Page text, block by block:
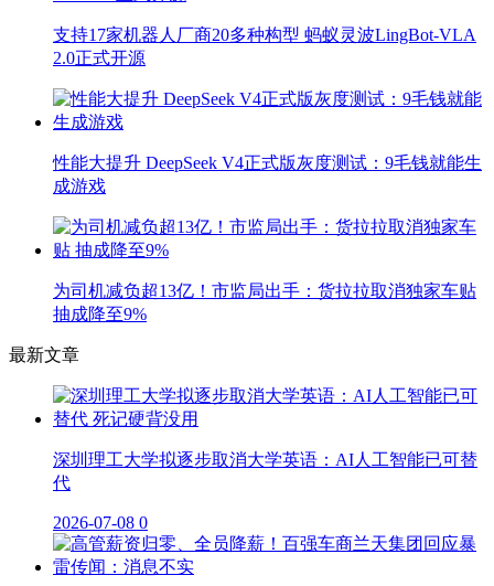
支持17家机器人厂商20多种构型 蚂蚁灵波LingBot-VLA
2.0正式开源
性能大提升 DeepSeek V4正式版灰度测试：9毛钱就能生
成游戏
为司机减负超13亿！市监局出手：货拉拉取消独家车贴
抽成降至9%
最新文章
深圳理工大学拟逐步取消大学英语：AI人工智能已可替
代
2026-07-08 0